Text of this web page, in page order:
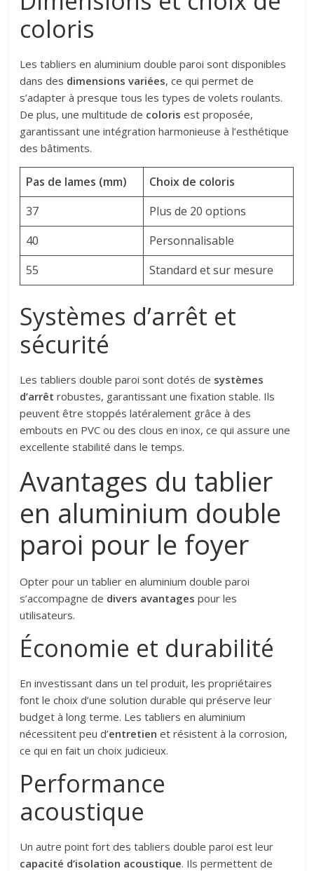
coloris
Les tabliers en aluminium double paroi sont disponibles
dans des dimensions variées, ce qui permet de
s’adapter à presque tous les types de volets roulants.
De plus, une multitude de coloris est proposée,
garantissant une intégration harmonieuse à l’esthétique
des bâtiments.
Pas de lames (mm)
Choix de coloris
37
Plus de 20 options
40
Personnalisable
55
Standard et sur mesure
Systèmes d’arrêt et
sécurité
Les tabliers double paroi sont dotés de systèmes
d’arrêt robustes, garantissant une fixation stable. Ils
peuvent être stoppés latéralement grâce à des
embouts en PVC ou des clous en inox, ce qui assure une
excellente stabilité dans le temps.
Avantages du tablier
en aluminium double
paroi pour le foyer
Opter pour un tablier en aluminium double paroi
s’accompagne de divers avantages pour les
utilisateurs.
Économie et durabilité
En investissant dans un tel produit, les propriétaires
font le choix d’une solution durable qui préserve leur
budget à long terme. Les tabliers en aluminium
nécessitent peu d’entretien et résistent à la corrosion,
ce qui en fait un choix judicieux.
Performance
acoustique
Un autre point fort des tabliers double paroi est leur
capacité d’isolation acoustique. Ils permettent de